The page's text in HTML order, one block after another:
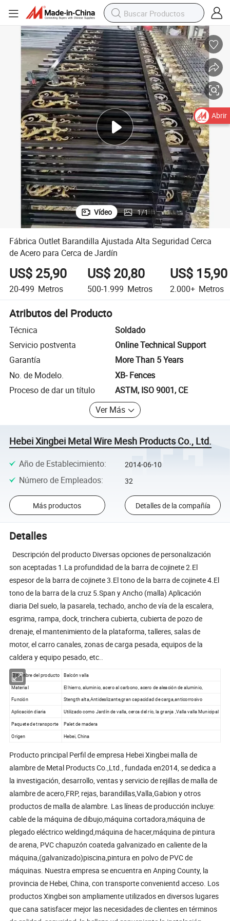
de Jardín
Fábrica Outlet Barandilla Ajustada Alta Seguridad Cerca de Acero para
Vídeo 1/1
Fábrica Outlet Barandilla Ajustada Alta Seguridad Cerca
de Acero para Cerca de Jardín
US$ 25,90
20-499 Metros
US$ 20,80
500-1.999 Metros
US$ 15,90
2.000+ Metros
Atributos del Producto
Técnica
Soldado
Servicio postventa
Online Technical Support
Garantía
More Than 5 Years
No. de Modelo.
XB- Fences
Proceso de dar un título
ASTM, ISO 9001, CE
Ver Más
Hebei Xingbei Metal Wire Mesh Products Co., Ltd.
Año de Establecimiento: 2014-06-10
Número de Empleados: 32
Más productos Detalles de la compañía
Detalles
Descripción del producto Diversas opciones de personalización
son aceptadas 1.La profundidad de la barra de cojinete 2.El
espesor de la barra de cojinete 3.El tono de la barra de cojinete 4.El
tono de la barra de la cruz 5.Span y Ancho (malla) Aplicación
diaria Del suelo, la pasarela, techado, ancho de vía de la escalera,
esgrima, rampa, dock, trinchera cubierta, cubierta de pozo de
drenaje, el mantenimiento de la plataforma, talleres, salas de
motor, el carro canales, zonas de carga pesada, equipos de la
caldera y equipo pesado, etc..
El nombre del producto
Balcón valla
Material
El hierro, aluminio, acero al carbono, acero de aleación de aluminio,
Función
Stength alta,Antideslizante,gran capacidad de carga,anticorrosivo
Aplicación diaria
Utilizado como Jardín de valla, cerca del río, la granja ,Valla valla Municipal
Paquete de transporte
Palet de madera
Origen
Hebei, China
Producto principal Perfil de empresa Hebei Xingbei malla de
alambre de Metal Products Co.,Ltd., fundada en2014, se dedica a
la investigación, desarrollo, ventas y servicio de rejillas de malla de
alambre de acero,FRP, rejas, barandillas,Valla,Gabion y otros
productos de malla de alambre. Las líneas de producción incluye:
cable de la máquina de dibujo,máquina cortadora,máquina de
plegado eléctrico weldingd,máquina de hacer,máquina de pintura
de arena, PVC chapuzón coateda galvanizado en caliente de la
máquina,(galvanizado)piscina,pintura en polvo de PVC de
máquinas. Nuestra empresa se encuentra en Anping County, la
provincia de Hebei, China, con transporte convenientd acceso. Los
productos Xingbei son ampliamente utilizados en diversos lugares
que cana satisfacer mejor las necesidades de clientes en términos
Abrir